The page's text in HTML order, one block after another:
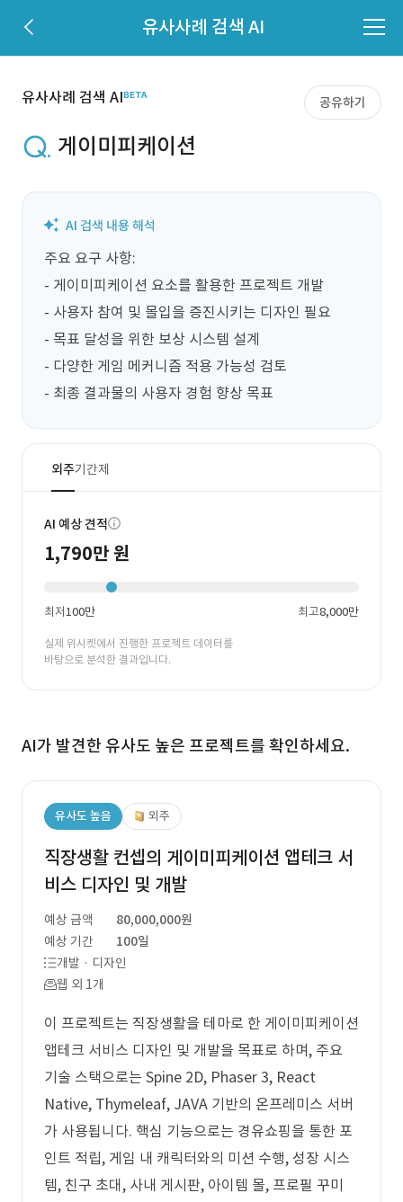
유사사례 검색 AI
유사사례 검색 AI 공유하기
게이미피케이션
주요 요구 사항:
- 게이미피케이션 요소를 활용한 프로젝트 개발
- 사용자 참여 및 몰입을 증진시키는 디자인 필요
- 목표 달성을 위한 보상 시스템 설계
- 다양한 게임 메커니즘 적용 가능성 검토
- 최종 결과물의 사용자 경험 향상 목표
외주기간제
AI 예상 견적
1,790만 원
최저100만 최고8,000만
실제 위시켓에서 진행한 프로젝트 데이터를
바탕으로 분석한 결과입니다.
AI가 발견한 유사도 높은 프로젝트를 확인하세요.
유사도 높음 외주
직장생활 컨셉의 게이미피케이션 앱테크 서
비스 디자인 및 개발
예상 금액
80,000,000원
예상 기간
100일
개발 · 디자인
웹 외 1개
이 프로젝트는 직장생활을 테마로 한 게이미피케이션
앱테크 서비스 디자인 및 개발을 목표로 하며, 주요
기술 스택으로는 Spine 2D, Phaser 3, React
Native, Thymeleaf, JAVA 기반의 온프레미스 서버
가 사용됩니다. 핵심 기능으로는 경유쇼핑을 통한 포
인트 적립, 게임 내 캐릭터와의 미션 수행, 성장 시스
템, 친구 초대, 사내 게시판, 아이템 몰, 프로필 꾸미